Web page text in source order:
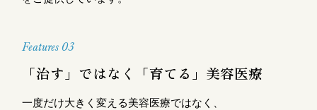
Features 03
「治す」ではなく「育てる」美容医療
一度だけ大きく変える美容医療ではなく、